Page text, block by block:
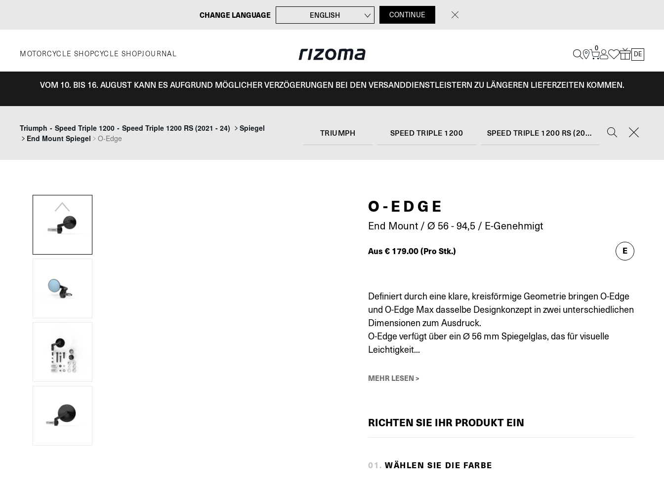
CHANGE LANGUAGE
ENGLISH
ITALIANO
CONTINUE
MOTORCYCLE SHOPCYCLE SHOPJOURNAL
0
DE
VOM 10. BIS 16. AUGUST KANN ES AUFGRUND MÖGLICHER VERZÖGERUNGEN BEI DEN VERSANDDIENSTLEISTERN ZU LÄNGEREN LIEFERZEITEN KOMMEN.
Triumph - Speed Triple 1200 - Speed Triple 1200 RS (2021 - 24)
Spiegel
End Mount Spiegel
O-Edge
TRIUMPH SPEED TRIPLE 1200 SPEED TRIPLE 1200 RS (2021 - 24)
Previous
O-EDGE
End Mount / Ø 56 - 94,5 / E-Genehmigt
Aus€ 179.00(Pro Stk.) E
Definiert durch eine klare, kreisförmige Geometrie bringen O-Edge
und O-Edge Max dasselbe Designkonzept in zwei unterschiedlichen
Dimensionen zum Ausdruck.
O-Edge verfügt über ein Ø 56 mm Spiegelglas, das für visuelle
Leichtigkeit...
MEHR LESEN >
RICHTEN SIE IHR PRODUKT EIN
01 . WÄHLEN SIE DIE FARBE